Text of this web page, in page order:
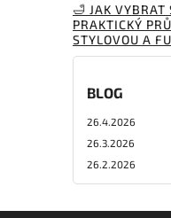
🛁 JAK VYBRAT
PRAKTICKÝ
STYLOVOU A
BLOG
26.4.2026
26.3.2026
26.2.2026